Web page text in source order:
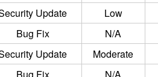
Update Low
Bug Fix N/A
Update Moderate
Bug Fix N/A